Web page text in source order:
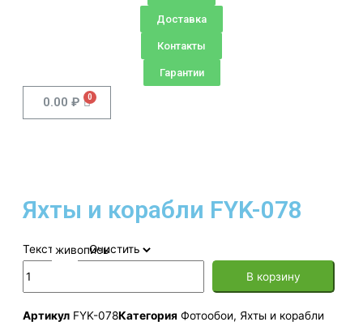
Доставка
Контакты
Гарантии
0.00 ₽
Яхты и корабли FYK-078
Текстура Очистить
В корзину
Артикул FYK-078Категория Фотообои, Яхты и корабли